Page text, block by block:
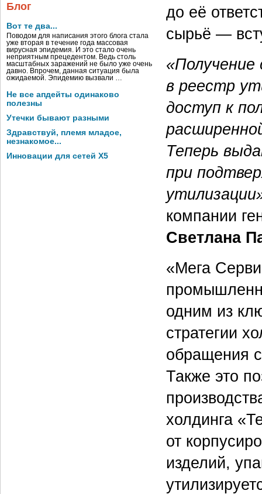
Блог
Вот те два...
Поводом для написания этого блога стала
уже вторая в течение года массовая
вирусная эпидемия. И это стало очень
неприятным прецедентом. Ведь столь
масштабных заражений не было уже очень
давно. Впрочем, данная ситуация была
ожидаемой. Эпидемию вызвали …
Не все апдейты одинаково
полезны
Утечки бывают разными
Здравствуй, племя младое,
незнакомое...
Инновации для сетей X5
до её
сырьё —
«Получение
в реестр
доступ к
Теперь
при
компании
Светлана
«Мега
одним из
стратегии
обращения
Также это
холдинга
от
изделий,